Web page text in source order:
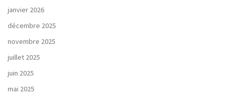
janvier 2026
décembre 2025
novembre 2025
juillet 2025
juin 2025
mai 2025